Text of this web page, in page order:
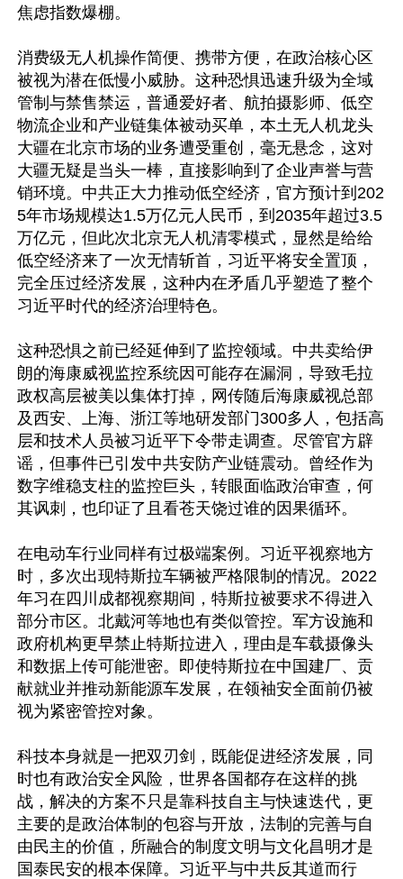
焦虑指数爆棚。
消费级无人机操作简便、携带方便，在政治核心区
被视为潜在低慢小威胁。这种恐惧迅速升级为全域
管制与禁售禁运，普通爱好者、航拍摄影师、低空
物流企业和产业链集体被动买单，本土无人机龙头
大疆在北京市场的业务遭受重创，毫无悬念，这对
大疆无疑是当头一棒，直接影响到了企业声誉与营
销环境。中共正大力推动低空经济，官方预计到202
5年市场规模达1.5万亿元人民币，到2035年超过3.5
万亿元，但此次北京无人机清零模式，显然是给给
低空经济来了一次无情斩首，习近平将安全置顶，
完全压过经济发展，这种内在矛盾几乎塑造了整个
习近平时代的经济治理特色。
这种恐惧之前已经延伸到了监控领域。中共卖给伊
朗的海康威视监控系统因可能存在漏洞，导致毛拉
政权高层被美以集体打掉，网传随后海康威视总部
及西安、上海、浙江等地研发部门300多人，包括高
层和技术人员被习近平下令带走调查。尽管官方辟
谣，但事件已引发中共安防产业链震动。曾经作为
数字维稳支柱的监控巨头，转眼面临政治审查，何
其讽刺，也印证了且看苍天饶过谁的因果循环。
在电动车行业同样有过极端案例。习近平视察地方
时，多次出现特斯拉车辆被严格限制的情况。2022
年习在四川成都视察期间，特斯拉被要求不得进入
部分市区。北戴河等地也有类似管控。军方设施和
政府机构更早禁止特斯拉进入，理由是车载摄像头
和数据上传可能泄密。即使特斯拉在中国建厂、贡
献就业并推动新能源车发展，在领袖安全面前仍被
视为紧密管控对象。
科技本身就是一把双刃剑，既能促进经济发展，同
时也有政治安全风险，世界各国都存在这样的挑
战，解决的方案不只是靠科技自主与快速迭代，更
主要的是政治体制的包容与开放，法制的完善与自
由民主的价值，所融合的制度文明与文化昌明才是
国泰民安的根本保障。习近平与中共反其道而行